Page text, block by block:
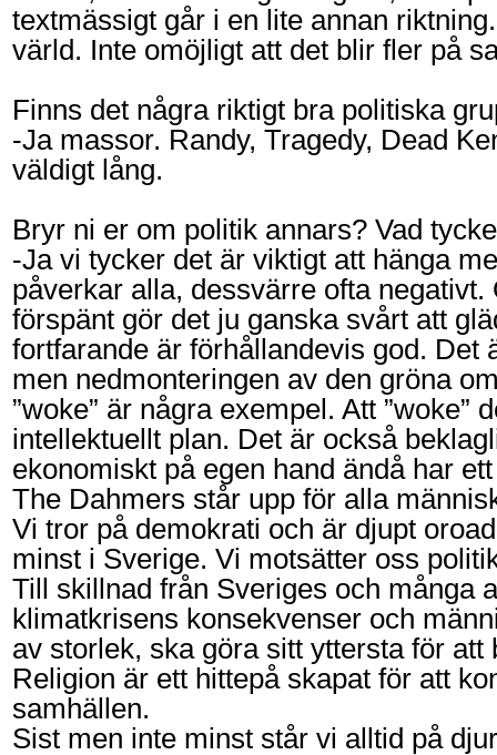
textmässigt går i en lite annan
värld. Inte omöjligt att det blir fler på
Finns det några riktigt bra politiska
-Ja massor. Randy, Tragedy, Dead
väldigt lång.
Bryr ni er om politik annars? Vad
-Ja vi tycker det är viktigt att hänga
påverkar alla, dessvärre ofta
förspänt gör det ju ganska svårt att
fortfarande är förhållandevis god. Det
men nedmonteringen av den gröna
”woke” är några exempel. Att
intellektuellt plan. Det är också
ekonomiskt på egen hand ändå har
The Dahmers står upp för alla
Vi tror på demokrati och är djupt
minst i Sverige. Vi motsätter oss
Till skillnad från Sveriges och många
klimatkrisens konsekvenser och
av storlek, ska göra sitt yttersta för
Religion är ett hittepå skapat för att
samhällen.
Sist men inte minst står vi alltid på